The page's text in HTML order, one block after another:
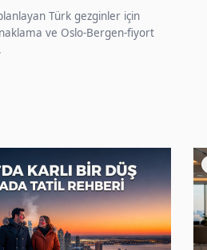
Türk gezginler için
ve Oslo-Bergen-fiyort